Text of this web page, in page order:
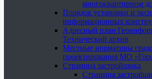
многоквартирном
Порядок установки и
информационных
Адресный план
Технический архив
Местные нормативы
проектирования МО
Страница застройщика
Страница